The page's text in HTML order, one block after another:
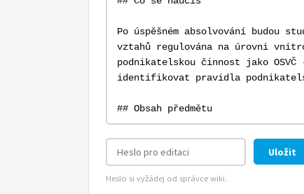
Uložit
Heslo si vyžádej od správce wiki.